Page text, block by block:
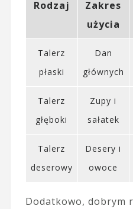
Rodzaj
Zakres
użycia
Talerz
płaski
Dan
głównych
Talerz
głęboki
Zupy i
sałatek
Talerz
deserowy
Desery i
owoce
Dodatkowo, dobrym